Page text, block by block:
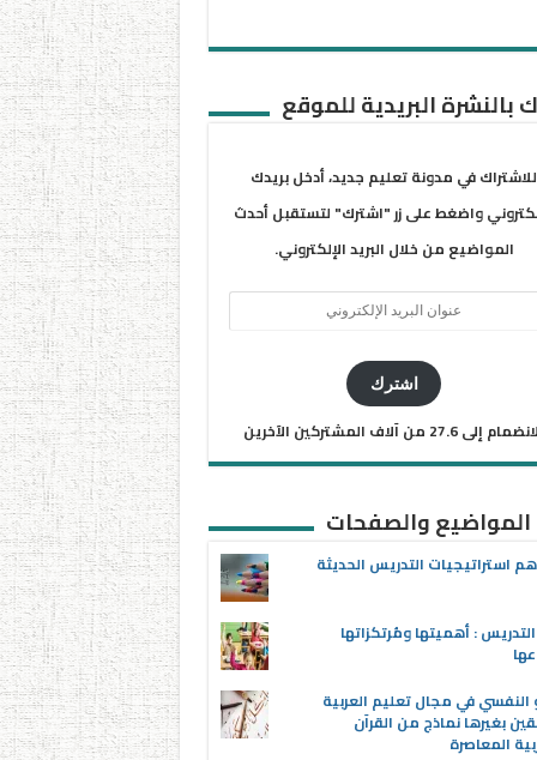
بالنشرة البريدية للموقع
للاشتراك في مدونة تعليم جديد، أدخل بريدك
واضغط على زر "اشترك" لتستقبل أحدث
المواضيع من خلال البريد الإلكتروني.
اشترك
إلى 27.6 من آلاف المشتركين الآخرين
المواضيع والصفحات
استراتيجيات التدريس الحديثة
: أهميتها ومُرتكزاتها
النفسي في مجال تعليم العربية
بغيرها نماذج من القرآن
المعاصرة